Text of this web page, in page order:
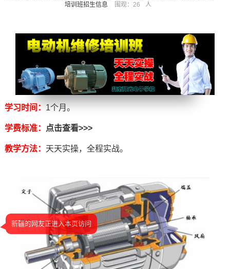
培训班招生信息
围观： 26 人
学习时间： 1个月。
学费标准： 点击查看>>>
教学方法： 天天实操，全程实战。
新疆的网友正进入本页访问